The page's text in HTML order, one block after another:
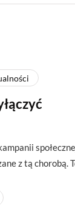
z tą chorobą.